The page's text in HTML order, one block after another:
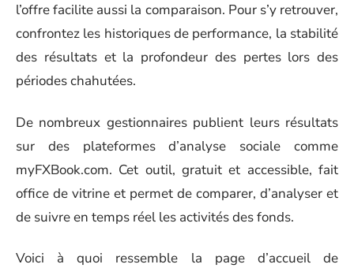
l’offre facilite aussi la comparaison. Pour s’y retrouver,
confrontez les historiques de performance, la stabilité
des résultats et la profondeur des pertes lors des
périodes chahutées.
De nombreux gestionnaires publient leurs résultats
sur des plateformes d’analyse sociale comme
myFXBook.com. Cet outil, gratuit et accessible, fait
office de vitrine et permet de comparer, d’analyser et
de suivre en temps réel les activités des fonds.
Voici à quoi ressemble la page d’accueil de